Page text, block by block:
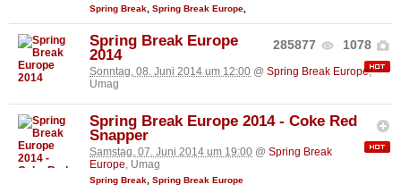
Spring Break Spring Break Europe
285877 1078
Spring Break Europe
2014
Sonntag, 08. Juni 2014 um 12:00 @ Spring Break Europe,
Umag
Spring Break Europe 2014 - Coke Red
Snapper
Samstag, 07. Juni 2014 um 19:00 @ Spring Break
Europe, Umag
Spring Break, Spring Break Europe